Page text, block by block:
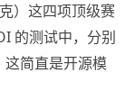
）这四项顶级赛
的测试中，分别
简直是开源模